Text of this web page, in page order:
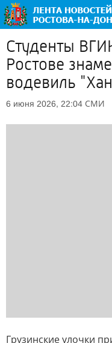
Студенты
Ростове
водевиль
6 июня 2026, 22:04 СМИ
Грузинские улочки